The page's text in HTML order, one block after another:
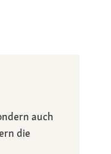
auch
die